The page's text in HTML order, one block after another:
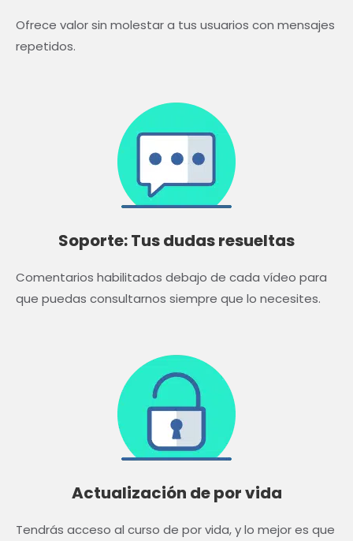
Ofrece valor sin molestar a tus usuarios con mensajes
repetidos.
Soporte: Tus dudas resueltas
Comentarios habilitados debajo de cada vídeo para
que puedas consultarnos siempre que lo necesites.
Actualización de por vida
Tendrás acceso al curso de por vida, y lo mejor es que